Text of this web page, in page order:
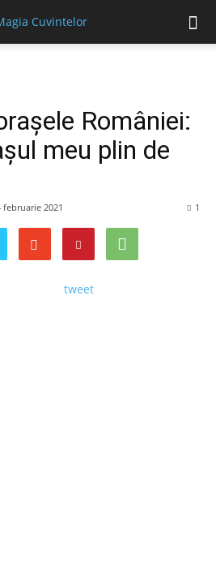
României:
meu plin de
februarie 2021 1
tweet